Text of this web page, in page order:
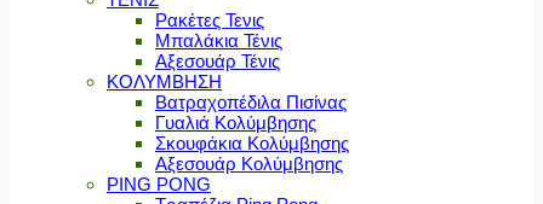
Ρακέτες Τενις
Μπαλάκια Τένις
Αξεσουάρ Τένις
ΚΟΛΥΜΒΗΣΗ
Βατραχοπέδιλα Πισίνας
Γυαλιά Κολύμβησης
Σκουφάκια Κολύμβησης
Αξεσουάρ Κολύμβησης
PING PONG